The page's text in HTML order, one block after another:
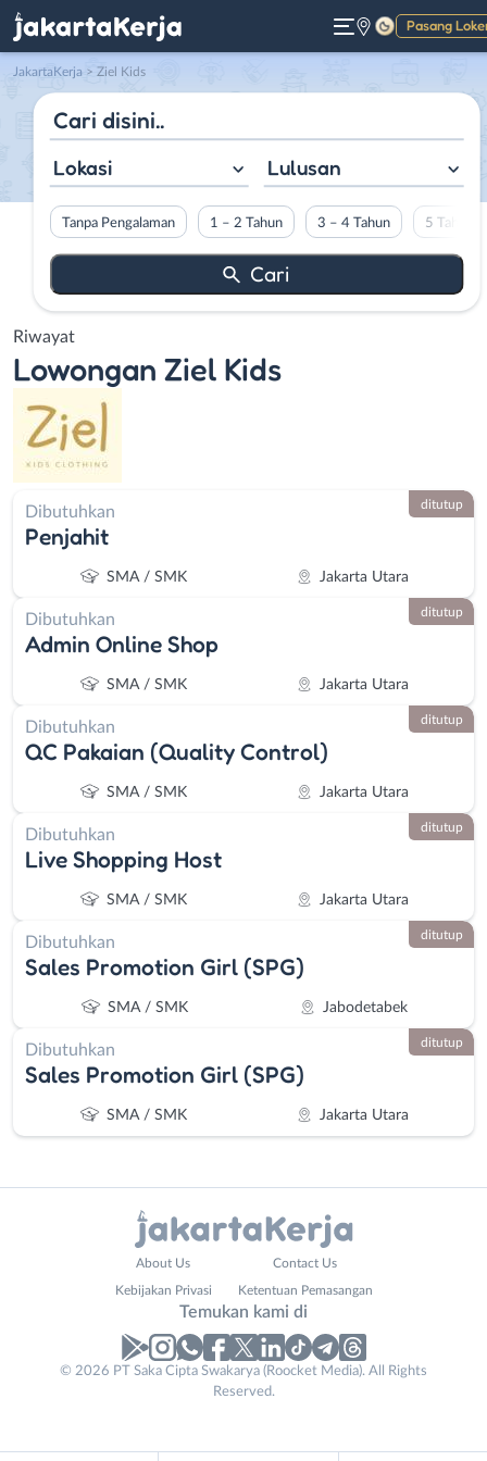
Pasang
Gelap
JakartaKerja > Ziel Kids
Lokasi Lulusan
Tanpa Pengalaman 1 – 2 Tahun 3 – 4 Tahun 5 Tahun
Riwayat
Lowongan Ziel Kids
Dibutuhkan
Penjahit
SMA / SMK Jakarta Utara
ditutup
Dibutuhkan
Admin Online Shop
SMA / SMK Jakarta Utara
ditutup
Dibutuhkan
QC Pakaian (Quality Control)
SMA / SMK Jakarta Utara
ditutup
Dibutuhkan
Live Shopping Host
SMA / SMK Jakarta Utara
ditutup
Dibutuhkan
Sales Promotion Girl (SPG)
SMA / SMK Jabodetabek
ditutup
Dibutuhkan
Sales Promotion Girl (SPG)
SMA / SMK Jakarta Utara
ditutup
Animator
Jakarta
About Us Contact Us
Kebijakan Privasi Ketentuan Pemasangan
Temukan kami di
© 2026 PT Saka Cipta Swakarya (Roocket Media). All Rights
Reserved.